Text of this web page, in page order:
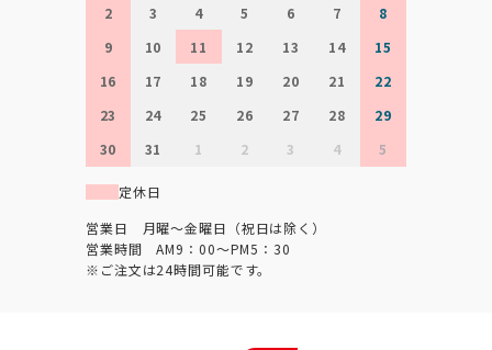
2
3 4 5 6 7
8
9
10 11 12 13 14
15
16
17 18 19 20 21
22
23
24 25 26 27 28
29
30
31 1 2 3 4 5
定休日
営業日 月曜～金曜日（祝日は除く）
営業時間 AM9：00～PM5：30
※ご注文は24時間可能です。